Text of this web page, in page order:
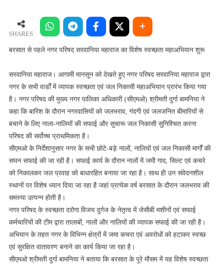
पहले
नगर
का
विशेष
स्वच्छता
महाअभियान
शुरू
SHARES
बरसात से पहले नगर परिषद सरवानिया महाराज का विशेष स्वच्छता महाअभियान शुरू
सरवानिया महाराज। आगामी मानसून को देखते हुए नगर परिषद सरवानिया महाराज द्वारा
नगर के सभी वार्डों में व्यापक स्वच्छता एवं जल निकासी महाअभियान प्रारंभ किया गया
है। नगर परिषद की मुख्य नगर पालिका अधिकारी (सीएमओ) श्रीमती दुर्गा बामनिया ने
कहा कि बारिश के दौरान नगरवासियों को जलभराव, गंदगी एवं जलजनित बीमारियों से
बचाने के लिए नाला-नालियों की सफाई और सुचारू जल निकासी सुनिश्चित करना
परिषद की सर्वोच्च प्राथमिकता है।
सीएमओ के निर्देशानुसार नगर के सभी छोटे-बड़े नालों, नालियों एवं जल निकासी मार्गों की
सघन सफाई की जा रही है। सफाई कार्य के दौरान नालों में जमी गाद, सिल्ट एवं कचरे
को निकालकर जल प्रवाह को बाधारहित बनाया जा रहा है। साथ ही उन संवेदनशील
स्थानों पर विशेष ध्यान दिया जा रहा है जहां प्रत्येक वर्ष बरसात के दौरान जलभराव की
समस्या उत्पन्न होती है।
नगर परिषद के स्वच्छता दरोगा विजय दुर्गज के नेतृत्व में जेसीबी मशीनों एवं सफाई
कर्मचारियों की टीम द्वारा तालाबों, नालों और नालियों की व्यापक सफाई की जा रही है।
अभियान के तहत नगर के विभिन्न क्षेत्रों में जमा कचरा एवं अवरोधों को हटाकर स्वच्छ
एवं सुरक्षित वातावरण बनाने का कार्य किया जा रहा है।
सीएमओ श्रीमती दुर्गा बामनिया ने बताया कि बरसात के पूरे मौसम में यह विशेष स्वच्छता